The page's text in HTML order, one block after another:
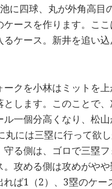
に四球、丸が外角高目
ースを作ります。こ
ケース。新井を追い
クを小林はミットを
します。このことで
一個分高くなり、松
丸には三塁に行って欲
る側は、ゴロで三塁
攻める側は攻めがや
ば1（2）、3塁のケー